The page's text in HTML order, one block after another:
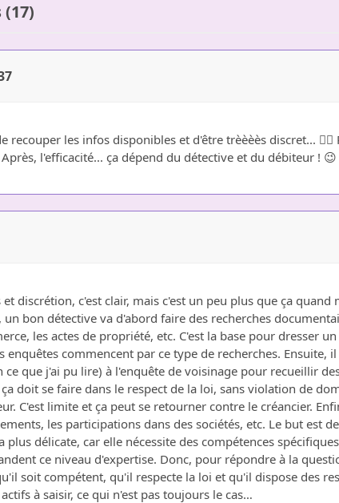
recouper les infos disponibles et d'être trèèèès discret...
l'efficacité... ça dépend du détective et du débiteur ! 😉
et discrétion, c'est clair, mais c'est un peu plus que ça
un bon détective va d'abord faire des recherches
les actes de propriété, etc. C'est la base pour dresser
enquêtes commencent par ce type de recherches.
ce que j'ai pu lire) à l'enquête de voisinage pour recueillir
doit se faire dans le respect de la loi, sans violation de
C'est limite et ça peut se retourner contre le créancier.
les participations dans des sociétés, etc. Le but est
plus délicate, car elle nécessite des compétences
ce niveau d'expertise. Donc, pour répondre à la
soit compétent, qu'il respecte la loi et qu'il dispose des
à saisir, ce qui n'est pas toujours le cas…